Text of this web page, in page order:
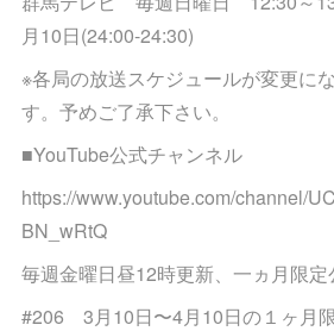
月10日(24:00-24:30)
※各局の放送スケジュールが変更に
す。予めご了承下さい。
■YouTube公式チャンネル
https://www.youtube.com/channel/
BN_wRtQ
毎週金曜日昼12時更新、一ヵ月限定
#206 3月10日〜4月10日の１ヶ月